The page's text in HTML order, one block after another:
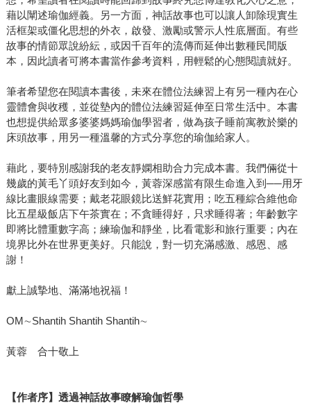
藉以闡述瑜伽經義。另一方面，神話故事也可以讓人卸除現實生
活框架或僵化思想的外衣，啟發、激勵或警示人性底層面。有些
故事的情節眾說紛紜，或因千百年的流傳而延伸出數種民間版
本，因此讀者可將本書當作參考資料，用輕鬆的心態閱讀就好。
筆者希望您在閱讀本書後，未來在體位法練習上有另一種內在心
靈體會與收穫，並從墊內的體位法練習延伸至日常生活中。本書
也想提供給眾多婆婆媽媽瑜伽學習者，做為孩子睡前寓教於樂的
床頭故事，用另一種溫馨的方式分享您的瑜伽給家人。
藉此，要特別感謝我的老友靜嫻相助合力完成本書。我們倆從十
幾歲的黃毛丫頭好友到如今，黃蓉深感當有限生命進入到──用牙
線比畫眼線需要；戴老花眼鏡比送鮮花實用；吃五種綜合維他命
比五星級飯店下午茶實在；不貪睡得好，只求睡得著；年齡數字
即將比體重數字高；練瑜伽和靜坐，比看電影和旅行重要；內在
境界比外在世界更美好。只能說，對一切充滿感激、感恩、感
謝！
獻上誠摯地、滿滿地祝福！
OM∼Shantih Shantih Shantih∼
黃蓉 合十敬上
【作者序】透過神話故事瞭解瑜伽哲學